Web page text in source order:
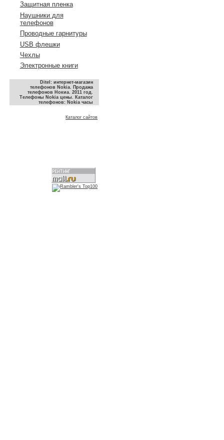
Защитная пленка
Наушники для
телефонов
Проводные гарнитуры
USB флешки
Чехлы
Электронные книги
Ditel: интернет-магазин
телефонов Nokia. Продажа
телефонов Нокиа. 2011 год.
Телефоны Nokia цены. Каталог
телефонов: Nokia часы
Каталог сайтов